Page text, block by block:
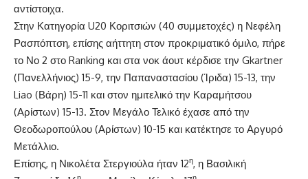
αντίστοιχα.
Στην Κατηγορία U20 Κοριτσιών (40 συμμετοχές) η Νεφέλη
Ρασπόπτση, επίσης αήττητη στον προκριματικό όμιλο, πήρε
το Νο 2 στο Ranking και στα νοκ άουτ κέρδισε την Gkartner
(Πανελλήνιος) 15-9, την Παπαναστασίου (Ίριδα) 15-13, την
Liao (Βάρη) 15-11 και στον ημιτελικό την Καραμήτσου
(Αρίστων) 15-13. Στον Μεγάλο Τελικό έχασε από την
Θεοδωροπούλου (Αρίστων) 10-15 και κατέκτησε το Αργυρό
Μετάλλιο.
Επίσης, η Νικολέτα Στεργιούλα ήταν 12η, η Βασιλική